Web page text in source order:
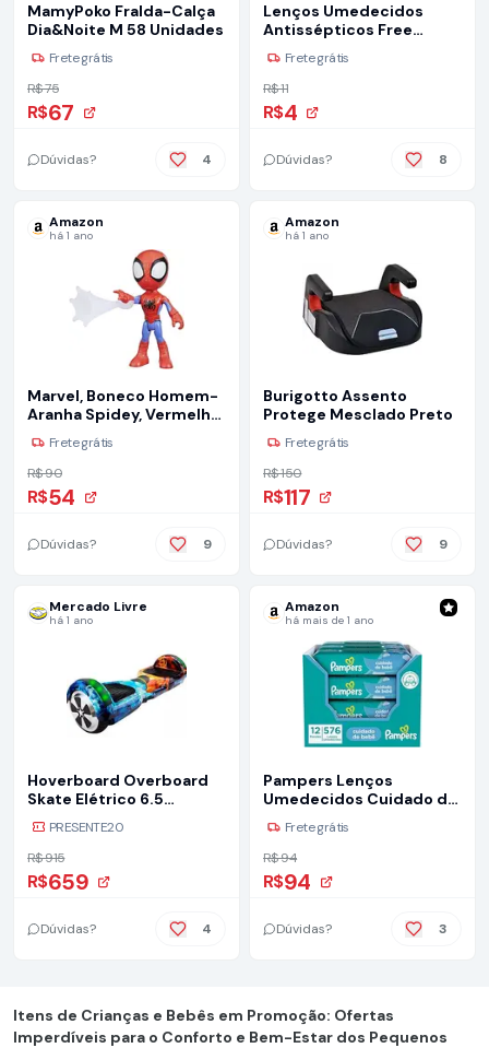
MamyPoko Fralda-Calça
Dia&Noite M 58 Unidades
Frete grátis
R$ 75
R$67
Dúvidas? 4
Lenços Umedecidos
Antissépticos Free
Wipes, Freeco
Frete grátis
R$ 11
R$4
Dúvidas? 8
Amazon
há 1 ano
Marvel, Boneco Homem-
Aranha Spidey, Vermelho
Frete grátis
R$ 90
R$54
Dúvidas? 9
Amazon
há 1 ano
Burigotto Assento
Protege Mesclado Preto
Frete grátis
R$ 150
R$117
Dúvidas? 9
Mercado Livre
há 1 ano
Hoverboard Overboard
Skate Elétrico 6.5
Bluetooth Com Led
PRESENTE20
R$ 915
R$659
Dúvidas? 4
Amazon
há mais de 1 ano
Pampers Lenços
Umedecidos Cuidado de
Bebê 576 unidades
Frete grátis
R$ 94
R$94
Dúvidas? 3
Itens de Crianças e Bebês em Promoção: Ofertas
Imperdíveis para o Conforto e Bem-Estar dos Pequenos